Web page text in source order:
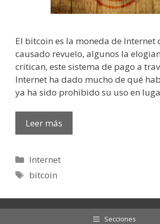
El bitcoin es la moneda de Internet
causado revuelo, algunos la
critican, este sistema de pago a
Internet ha dado mucho de qué
ya ha sido prohibido su uso en
Leer más
Categorías
Internet
Etiquetas
bitcoin
Secciones